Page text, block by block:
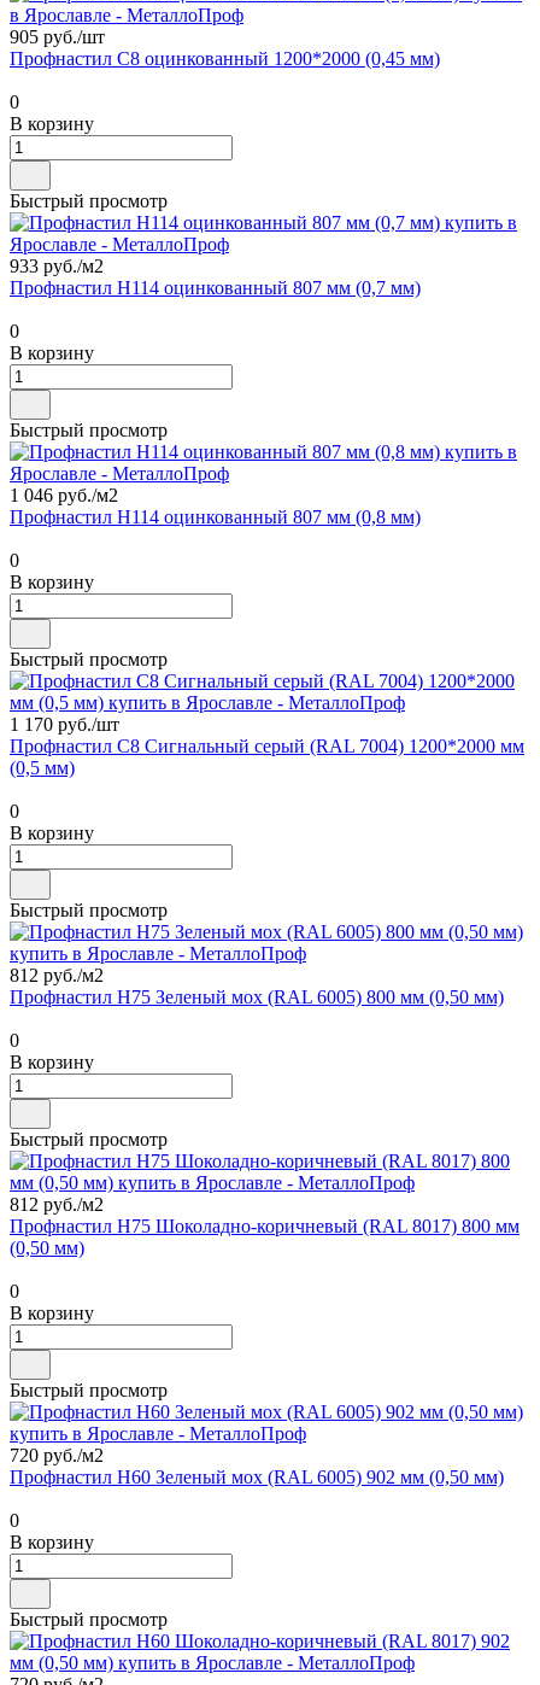
905 руб./шт
Профнастил С8 оцинкованный 1200*2000 (0,45 мм)
0
В корзину
Быстрый просмотр
933 руб./м2
Профнастил Н114 оцинкованный 807 мм (0,7 мм)
0
В корзину
Быстрый просмотр
1 046 руб./м2
Профнастил Н114 оцинкованный 807 мм (0,8 мм)
0
В корзину
Быстрый просмотр
1 170 руб./шт
Профнастил С8 Сигнальный серый (RAL 7004) 1200*2000 мм
(0,5 мм)
0
В корзину
Быстрый просмотр
812 руб./м2
Профнастил Н75 Зеленый мох (RAL 6005) 800 мм (0,50 мм)
0
В корзину
Быстрый просмотр
812 руб./м2
Профнастил Н75 Шоколадно-коричневый (RAL 8017) 800 мм
(0,50 мм)
0
В корзину
Быстрый просмотр
720 руб./м2
Профнастил Н60 Зеленый мох (RAL 6005) 902 мм (0,50 мм)
0
В корзину
Быстрый просмотр